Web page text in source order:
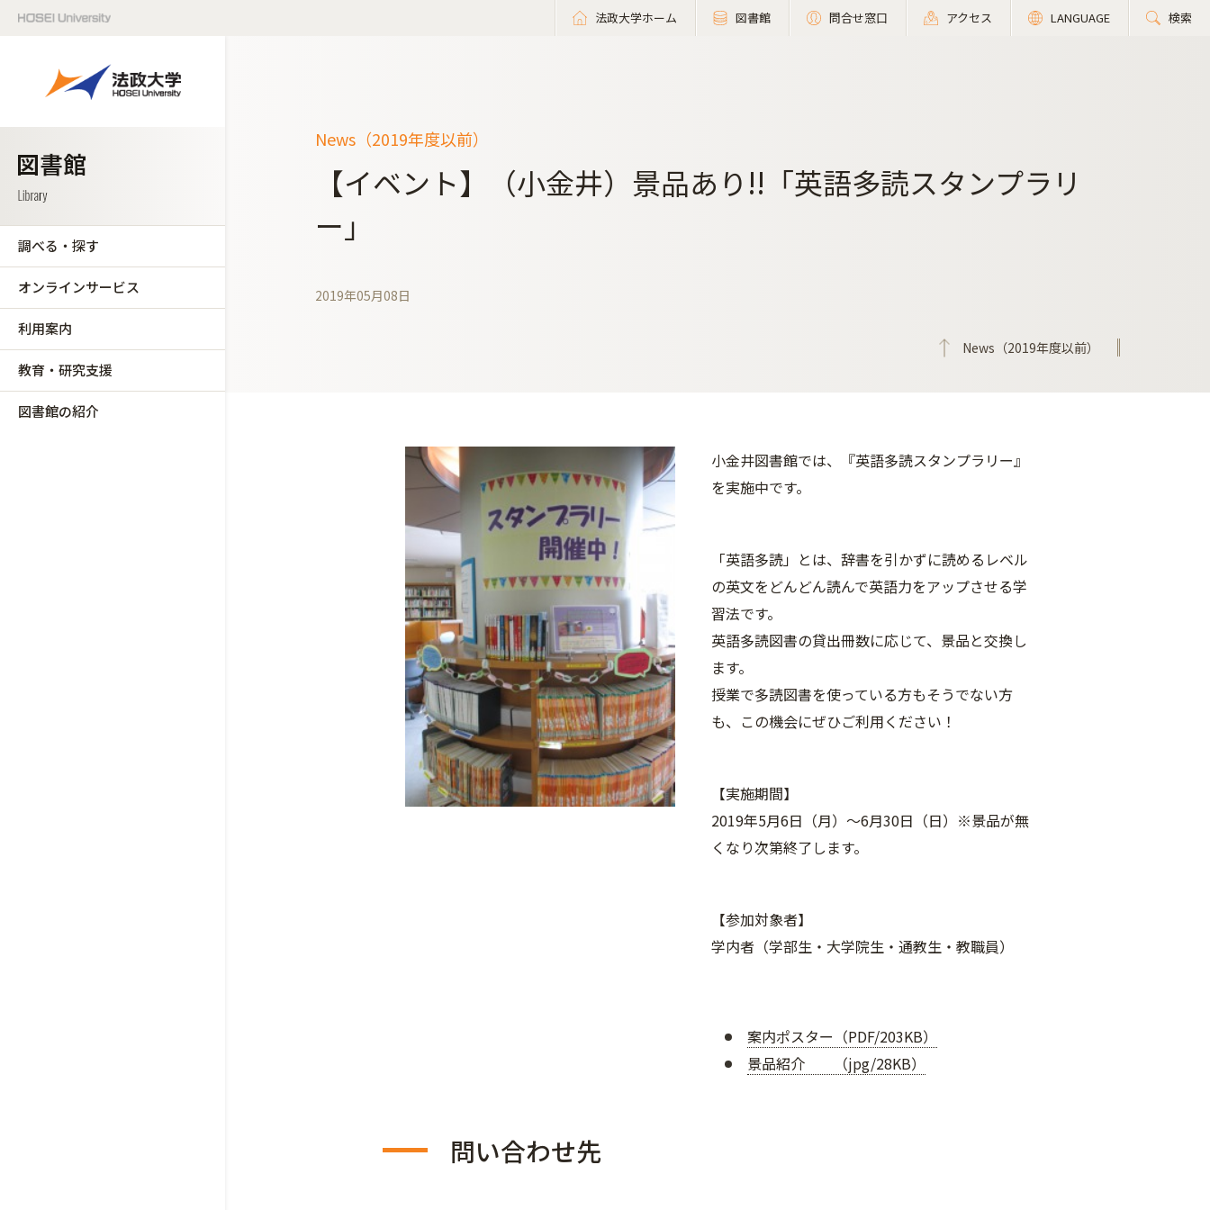
法政大学ホーム 図書館 問合せ窓口 アクセス LANGUAGE 検索
調べる・探す
オンラインサービス
利用案内
教育・研究支援
図書館の紹介
News（2019年度以前）
【イベント】（小金井）景品あり!!「英語多読スタンプラリ
ー」
2019年05月08日
News（2019年度以前）
小金井図書館では、『英語多読スタンプラリー』
を実施中です。
「英語多読」とは、辞書を引かずに読めるレベル
の英文をどんどん読んで英語力をアップさせる学
習法です。
英語多読図書の貸出冊数に応じて、景品と交換し
ます。
授業で多読図書を使っている方もそうでない方
も、この機会にぜひご利用ください！
【実施期間】
2019年5月6日（月）～6月30日（日）※景品が無
くなり次第終了します。
【参加対象者】
学内者（学部生・大学院生・通教生・教職員）
案内ポスター（PDF/203KB）
景品紹介 （jpg/28KB）
問い合わせ先